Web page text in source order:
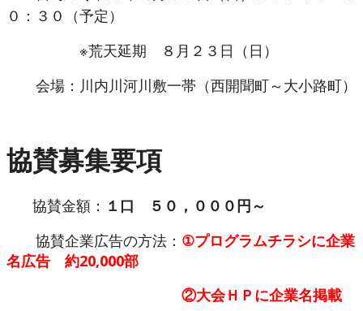
０：３０（予定）
※荒天延期 ８月２３日（日）
会場：川内川河川敷一帯（西開聞町～大小路町）
協賛募集要項
協賛金額： １口 ５０，０００円～
協賛企業広告の方法： ①プログラムチラシに企業
名広告 約20,000部
②大会ＨＰに企業名掲載